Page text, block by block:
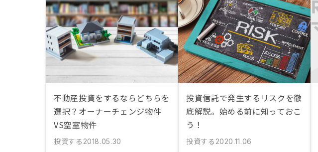
不動産投資をするならどちらを
選択？オーナーチェンジ物件
VS空室物件
投資する 2018.05.30
投資信託で発生するリスクを徹
底解説。始める前に知っておこ
う！
投資する 2020.11.06